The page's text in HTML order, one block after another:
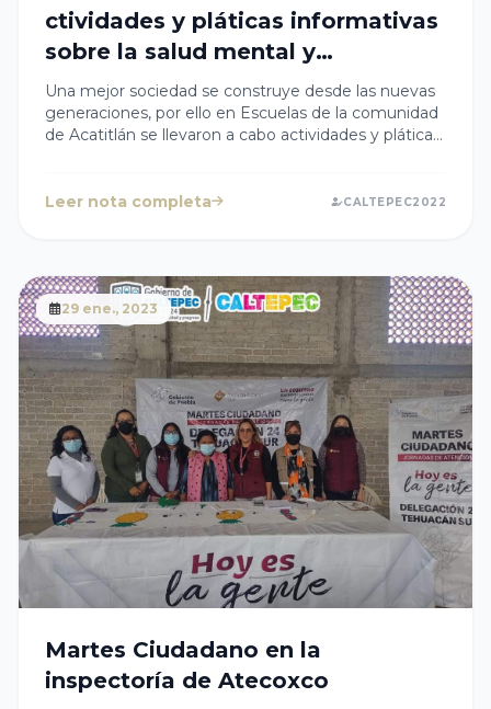
ctividades y pláticas informativas
sobre la salud mental y
prevención de enfermedades de
transmisión sexual
Una mejor sociedad se construye desde las nuevas
generaciones, por ello en Escuelas de la comunidad
de Acatitlán se llevaron a cabo actividades y pláticas
sexualmentejContinuares acercando este tipo de
Leer nota completa CALTEPEC2022
29 ene., 2023
Martes Ciudadano en la
inspectoría de Atecoxco